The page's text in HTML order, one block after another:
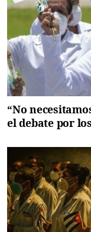
“No
el debate por